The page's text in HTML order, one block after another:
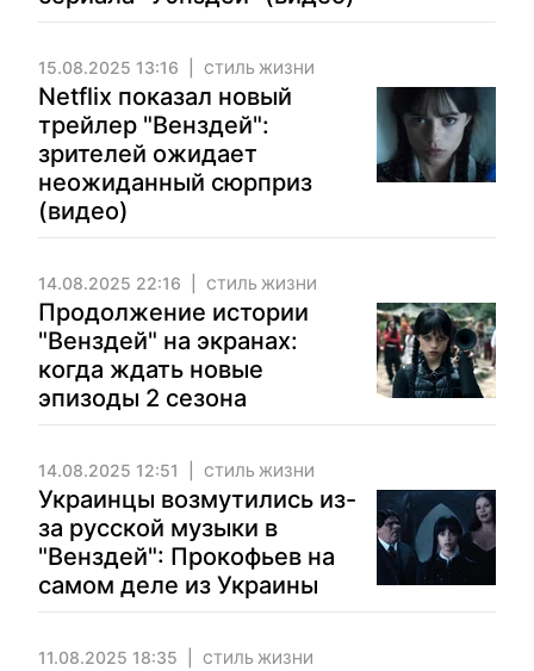
15.08.2025 13:16 СТИЛЬ ЖИЗНИ
Netflix показал новый
трейлер "Венздей":
зрителей ожидает
неожиданный сюрприз
(видео)
14.08.2025 22:16 СТИЛЬ ЖИЗНИ
Продолжение истории
"Венздей" на экранах:
когда ждать новые
эпизоды 2 сезона
14.08.2025 12:51 СТИЛЬ ЖИЗНИ
Украинцы возмутились из-
за русской музыки в
"Венздей": Прокофьев на
самом деле из Украины
11.08.2025 18:35 СТИЛЬ ЖИЗНИ